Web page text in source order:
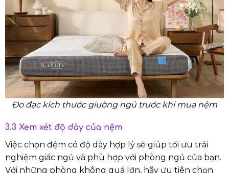
Đo đạc kích thước giường ngủ trước khi mua nệm
3.3 Xem xét độ dày của nệm
Việc chọn đệm có độ dày hợp lý sẽ giúp tối ưu trải
nghiệm giấc ngủ và phù hợp với phòng ngủ của bạn.
Với những phòng không quá lớn, hãy ưu tiên chọn